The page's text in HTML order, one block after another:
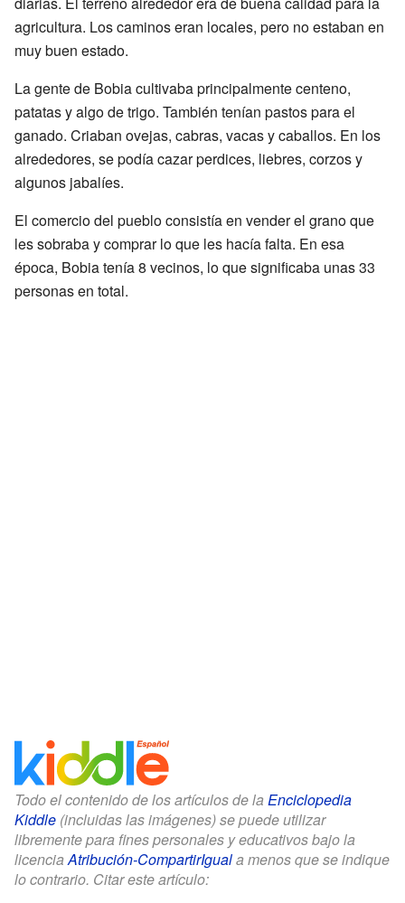
agricultura. Los caminos eran locales, pero no estaban en
muy buen estado.
La gente de Bobia cultivaba principalmente centeno,
patatas y algo de trigo. También tenían pastos para el
ganado. Criaban ovejas, cabras, vacas y caballos. En los
alrededores, se podía cazar perdices, liebres, corzos y
algunos jabalíes.
El comercio del pueblo consistía en vender el grano que
les sobraba y comprar lo que les hacía falta. En esa
época, Bobia tenía 8 vecinos, lo que significaba unas 33
personas en total.
Todo el contenido de los artículos de la Enciclopedia
Kiddle (incluidas las imágenes) se puede utilizar
libremente para fines personales y educativos bajo la
licenciaAtribución-CompartirIguala menos que se indique
lo contrario. Citar este artículo: